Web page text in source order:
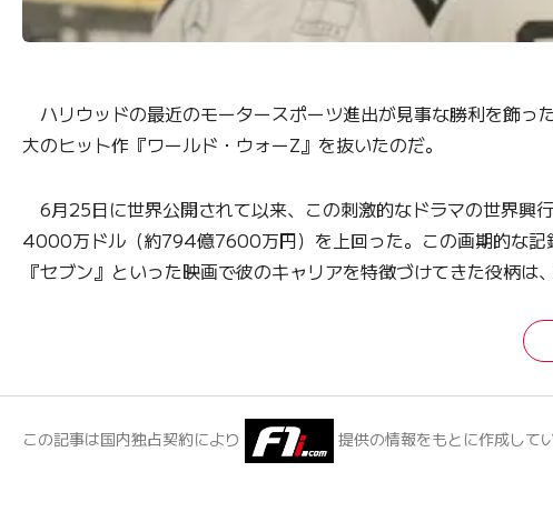
ハリウッドの最近のモータースポーツ進出が見事な勝利を飾
大のヒット作『ワールド・ウォーZ』を抜いたのだ。
6月25日に世界公開されて以来、この刺激的なドラマの世界
4000万ドル（約794億7600万円）を上回った。この画期的な記
『セブン』といった映画で彼のキャリアを特徴づけてきた役柄
この記事は国内独占契約により 提供の情報をもとに作成して